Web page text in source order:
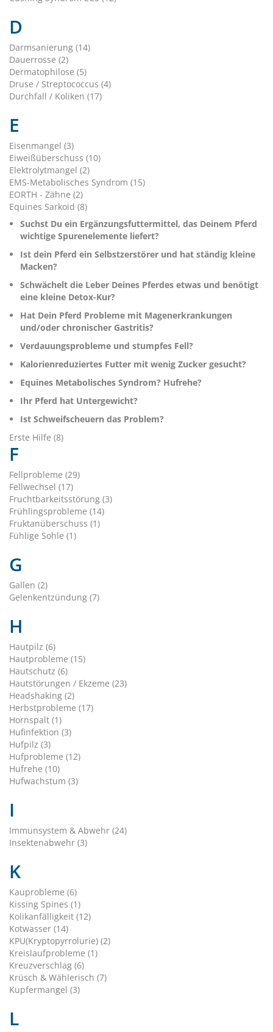
D
Darmsanierung (14)
Dauerrosse (2)
Dermatophilose (5)
Druse / Streptococcus (4)
Durchfall / Koliken (17)
E
Eisenmangel (3)
Eiweißüberschuss (10)
Elektrolytmangel (2)
EMS-Metabolisches Syndrom (15)
EORTH - Zähne (2)
Equines Sarkoid (8)
Suchst Du ein Ergänzungsfuttermittel, das Deinem Pferd
wichtige Spurenelemente liefert?
Ist dein Pferd ein Selbstzerstörer und hat ständig kleine
Macken?
Schwächelt die Leber Deines Pferdes etwas und benötigt
eine kleine Detox-Kur?
Hat Dein Pferd Probleme mit Magenerkrankungen
und/oder chronischer Gastritis?
Verdauungsprobleme und stumpfes Fell?
Kalorienreduziertes Futter mit wenig Zucker gesucht?
Equines Metabolisches Syndrom? Hufrehe?
Ihr Pferd hat Untergewicht?
Ist Schweifscheuern das Problem?
Erste Hilfe (8)
F
Fellprobleme (29)
Fellwechsel (17)
Fruchtbarkeitsstörung (3)
Frühlingsprobleme (14)
Fruktanüberschuss (1)
Fühlige Sohle (1)
G
Gallen (2)
Gelenkentzündung (7)
H
Hautpilz (6)
Hautprobleme (15)
Hautschutz (6)
Hautstörungen / Ekzeme (23)
Headshaking (2)
Herbstprobleme (17)
Hornspalt (1)
Hufinfektion (3)
Hufpilz (3)
Hufprobleme (12)
Hufrehe (10)
Hufwachstum (3)
I
Immunsystem & Abwehr (24)
Insektenabwehr (3)
K
Kauprobleme (6)
Kissing Spines (1)
Kolikanfälligkeit (12)
Kotwasser (14)
KPU(Kryptopyrrolurie) (2)
Kreislaufprobleme (1)
Kreuzverschlag (6)
Krüsch & Wählerisch (7)
Kupfermangel (3)
L